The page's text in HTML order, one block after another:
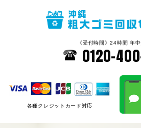
《受付時間》24時間 年
0120-
各種クレジットカード対応